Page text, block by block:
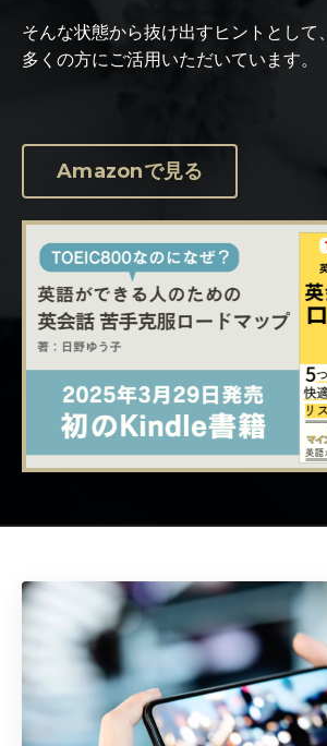
そんな状態から抜け出すヒントとして、
多くの方にご活用いただいています。
Amazonで見る